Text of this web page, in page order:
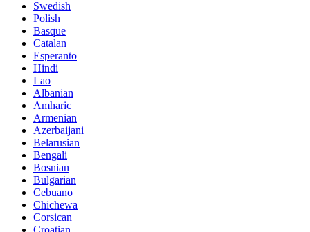
Swedish
Polish
Basque
Catalan
Esperanto
Hindi
Lao
Albanian
Amharic
Armenian
Azerbaijani
Belarusian
Bengali
Bosnian
Bulgarian
Cebuano
Chichewa
Corsican
Croatian